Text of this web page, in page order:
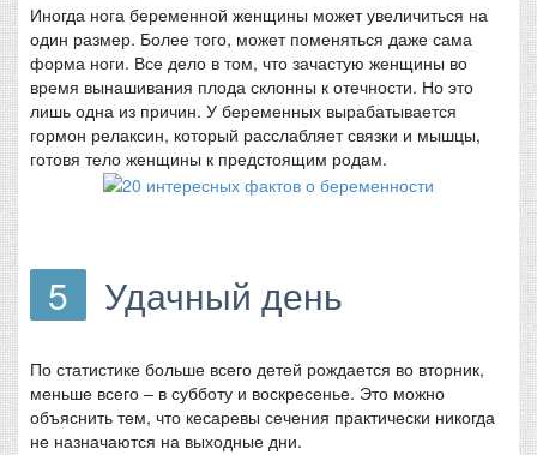
Иногда нога беременной женщины может увеличиться на
один размер. Более того, может поменяться даже сама
форма ноги. Все дело в том, что зачастую женщины во
время вынашивания плода склонны к отечности. Но это
лишь одна из причин. У беременных вырабатывается
гормон релаксин, который расслабляет связки и мышцы,
готовя тело женщины к предстоящим родам.
5 Удачный день
По статистике больше всего детей рождается во вторник,
меньше всего – в субботу и воскресенье. Это можно
объяснить тем, что кесаревы сечения практически никогда
не назначаются на выходные дни.